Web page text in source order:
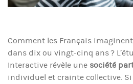
Comment les Français
dans dix ou vingt-cinq ans ?
Interactive révèle une société
individuel et crainte collective. Si